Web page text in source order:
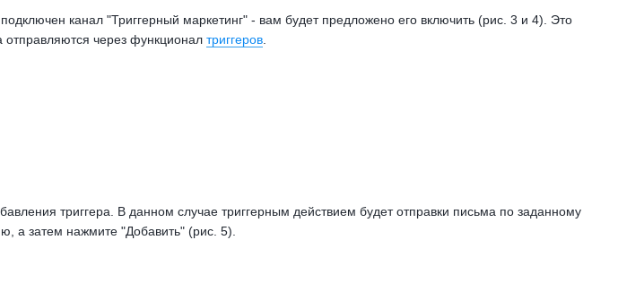
канал "Триггерный маркетинг" - вам будет предложено его включить (рис. 3 и 4). Это
отправляются через функционал триггеров
триггера. В данном случае триггерным действием будет отправки письма по заданному
а затем нажмите "Добавить" (рис. 5).